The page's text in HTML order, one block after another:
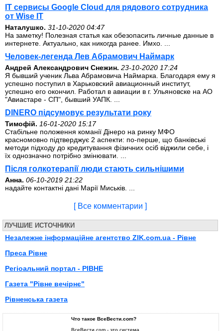
IT сервисы Google Cloud для рядового сотрудника
от Wise IT
Наталушко. 31-10-2020 04:47
На заметку! Полезная статья как обезопасить личные данные в
интернете. Актуально, как никогда ранее. Имхо. ...
Человек-легенда Лев Абрамович Наймарк
Андрей Александрович Снежин. 23-10-2020 17:24
Я бывший ученик Льва Абрамовича Наймарка. Благодаря ему я
успешно поступил в Харьковский авиационный институт,
успешно его окончил. Работал в авиации в г. Ульяновске на АО
"Авиастаре - СП", бывший УАПК. ...
DINERO підсумовує результати року
Тимофій. 16-01-2020 15:17
Стабільне положення команії Дінеро на ринку МФО
красномовно підтверджує 2 аспекти: по-перше, що банківські
методи підходу до кредитування фізичних осіб віджили себе, і
їх однозначно потрібно змінювати. ...
Після голкотерапії люди стають сильнішими
Анна. 06-10-2019 21:22
надайте контактні дані Марії Миськів. ...
[ Все комментарии ]
ЛУЧШИЕ ИСТОЧНИКИ
Незалежне інформаційне агентство ZIK.com.ua - Рівне
Преса Рівне
Регiоальний портал - РIВНЕ
Газета "Рівне вечірнє"
Рівненська газета
Что такое ВсеВести.com?
ВсеВести.com - это система